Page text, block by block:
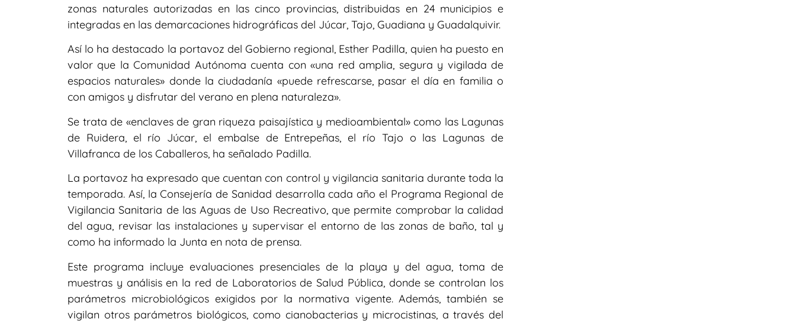
zonas naturales autorizadas en las cinco provincias, distribuidas en 24 municipios e
integradas en las demarcaciones hidrográficas del Júcar, Tajo, Guadiana y Guadalquivir.
Así lo ha destacado la portavoz del Gobierno regional, Esther Padilla, quien ha puesto en
valor que la Comunidad Autónoma cuenta con «una red amplia, segura y vigilada de
espacios naturales» donde la ciudadanía «puede refrescarse, pasar el día en familia o
con amigos y disfrutar del verano en plena naturaleza».
Se trata de «enclaves de gran riqueza paisajística y medioambiental» como las Lagunas
de Ruidera, el río Júcar, el embalse de Entrepeñas, el río Tajo o las Lagunas de
Villafranca de los Caballeros, ha señalado Padilla.
La portavoz ha expresado que cuentan con control y vigilancia sanitaria durante toda la
temporada. Así, la Consejería de Sanidad desarrolla cada año el Programa Regional de
Vigilancia Sanitaria de las Aguas de Uso Recreativo, que permite comprobar la calidad
del agua, revisar las instalaciones y supervisar el entorno de las zonas de baño, tal y
como ha informado la Junta en nota de prensa.
Este programa incluye evaluaciones presenciales de la playa y del agua, toma de
muestras y análisis en la red de Laboratorios de Salud Pública, donde se controlan los
parámetros microbiológicos exigidos por la normativa vigente. Además, también se
vigilan otros parámetros biológicos, como cianobacterias y microcistinas, a través del